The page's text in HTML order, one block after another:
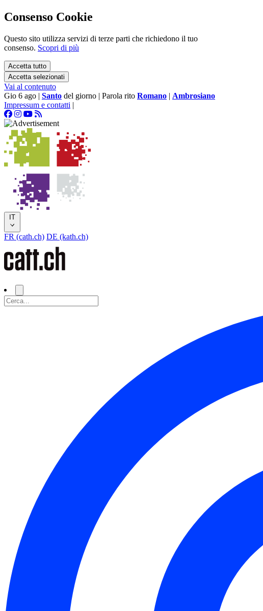
Consenso Cookie
Questo sito utilizza servizi di terze parti che richiedono il tuo
consenso. Scopri di più
Accetta tutto
Accetta selezionati
Vai al contenuto
Gio 6 ago | Santo del giorno | Parola rito Romano | Ambrosiano
Impressum e contatti |
IT
FR (cath.ch) DE (kath.ch)